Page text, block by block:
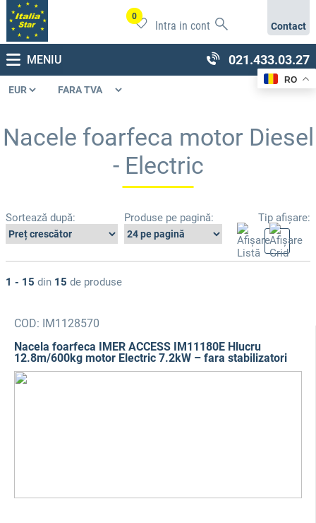
0
Intra in cont Contact
MENIU 021.433.03.27
Nacele foarfeca motor Diesel
- Electric
Sortează după: Produse pe pagină: Tip afișare:
1 - 15 din 15 de produse
COD: IM1128570
Nacela foarfeca IMER ACCESS IM11180E Hlucru
12.8m/600kg motor Electric 7.2kW – fara stabilizatori
RO